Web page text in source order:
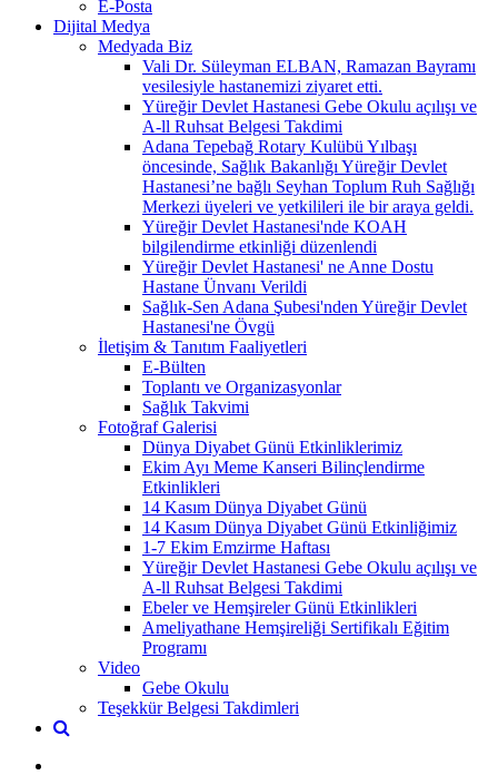
E-Posta
Dijital Medya
Medyada Biz
Vali Dr. Süleyman ELBAN, Ramazan Bayramı
vesilesiyle hastanemizi ziyaret etti.
Yüreğir Devlet Hastanesi Gebe Okulu açılışı ve
A-ll Ruhsat Belgesi Takdimi
Adana Tepebağ Rotary Kulübü Yılbaşı
öncesinde, Sağlık Bakanlığı Yüreğir Devlet
Hastanesi’ne bağlı Seyhan Toplum Ruh Sağlığı
Merkezi üyeleri ve yetkilileri ile bir araya geldi.
Yüreğir Devlet Hastanesi'nde KOAH
bilgilendirme etkinliği düzenlendi
Yüreğir Devlet Hastanesi' ne Anne Dostu
Hastane Ünvanı Verildi
Sağlık-Sen Adana Şubesi'nden Yüreğir Devlet
Hastanesi'ne Övgü
İletişim & Tanıtım Faaliyetleri
E-Bülten
Toplantı ve Organizasyonlar
Sağlık Takvimi
Fotoğraf Galerisi
Dünya Diyabet Günü Etkinliklerimiz
Ekim Ayı Meme Kanseri Bilinçlendirme
Etkinlikleri
14 Kasım Dünya Diyabet Günü
14 Kasım Dünya Diyabet Günü Etkinliğimiz
1-7 Ekim Emzirme Haftası
Yüreğir Devlet Hastanesi Gebe Okulu açılışı ve
A-ll Ruhsat Belgesi Takdimi
Ebeler ve Hemşireler Günü Etkinlikleri
Ameliyathane Hemşireliği Sertifikalı Eğitim
Programı
Video
Gebe Okulu
Teşekkür Belgesi Takdimleri